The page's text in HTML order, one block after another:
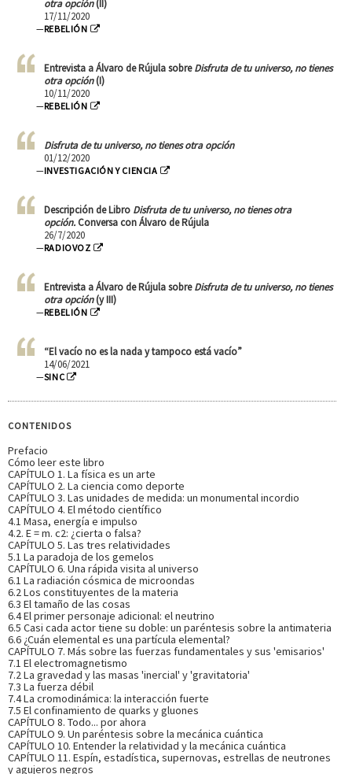
otra opción(II)
17/11/2020
—REBELIÓN
Entrevista a Álvaro de Rújula sobreDisfruta de tu universo, no tienes
otra opción(I)
10/11/2020
—REBELIÓN
Disfruta de tu universo, no tienes otra opción
01/12/2020
—INVESTIGACIÓN Y CIENCIA
Descripción de Libro Disfruta de tu universo, no tienes otra
opción.Conversa con Álvaro de Rújula
26/7/2020
—RADIOVOZ
Entrevista a Álvaro de Rújula sobreDisfruta de tu universo, no tienes
otra opción(y III)
—REBELIÓN
“El vacío no es la nada y tampoco está vacío”
14/06/2021
—SINC
CONTENIDOS
Prefacio
Cómo leer este libro
CAPÍTULO 1. La física es un arte
CAPÍTULO 2. La ciencia como deporte
CAPÍTULO 3. Las unidades de medida: un monumental incordio
CAPÍTULO 4. El método científico
4.1 Masa, energía e impulso
4.2. E = m. c2: ¿cierta o falsa?
CAPÍTULO 5. Las tres relatividades
5.1 La paradoja de los gemelos
CAPÍTULO 6. Una rápida visita al universo
6.1 La radiación cósmica de microondas
6.2 Los constituyentes de la materia
6.3 El tamaño de las cosas
6.4 El primer personaje adicional: el neutrino
6.5 Casi cada actor tiene su doble: un paréntesis sobre la antimateria
6.6 ¿Cuán elemental es una partícula elemental?
CAPÍTULO 7. Más sobre las fuerzas fundamentales y sus 'emisarios'
7.1 El electromagnetismo
7.2 La gravedad y las masas 'inercial' y 'gravitatoria'
7.3 La fuerza débil
7.4 La cromodinámica: la interacción fuerte
7.5 El confinamiento de quarks y gluones
CAPÍTULO 8. Todo... por ahora
CAPÍTULO 9. Un paréntesis sobre la mecánica cuántica
CAPÍTULO 10. Entender la relatividad y la mecánica cuántica
CAPÍTULO 11. Espín, estadística, supernovas, estrellas de neutrones
y agujeros negros